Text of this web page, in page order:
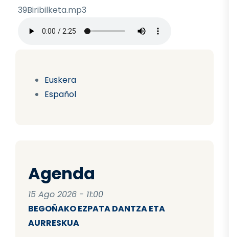
Euskera
Español
Agenda
15 Ago 2026 - 11:00
BEGOÑAKO EZPATA DANTZA ETA
AURRESKUA
39Biribilketa.mp3